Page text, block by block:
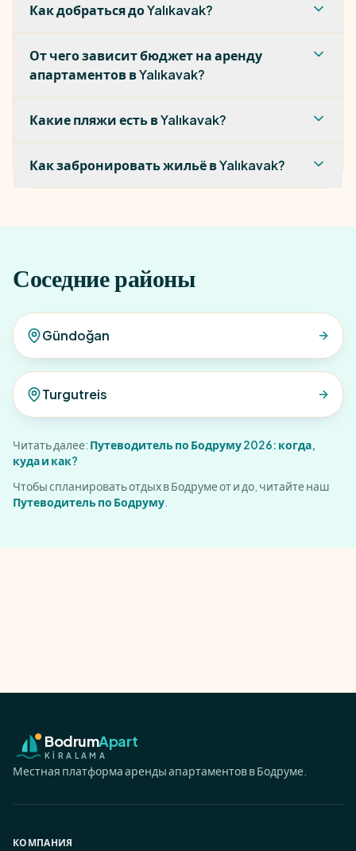
Как добраться до Yalıkavak?
От чего зависит бюджет на аренду
апартаментов в Yalıkavak?
Какие пляжи есть в Yalıkavak?
Как забронировать жильё в Yalıkavak?
Соседние районы
Gündoğan
Turgutreis
Читать далее: Путеводитель по Бодруму 2026: когда,
куда и как?
Чтобы спланировать отдых в Бодруме от и до, читайте наш
Путеводитель по Бодруму
BodrumApart
KİRALAMA
Местная платформа аренды апартаментов в Бодруме.
КОМПАНИЯ